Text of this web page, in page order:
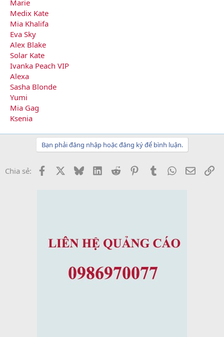
Marie
Medix Kate
Mia Khalifa
Eva Sky
Alex Blake
Solar Kate
Ivanka Peach VIP
Alexa
Sasha Blonde
Yumi
Mia Gag
Ksenia
Bạn phải đăng nhập hoặc đăng ký để bình luận.
Chia sẻ: Facebook BlueskyLinkedInReddit PinterestTumblrWhatsApp
Email